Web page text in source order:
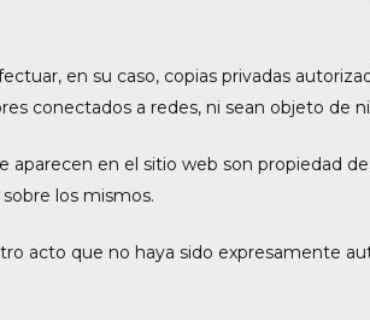
en su caso, copias privadas
conectados a redes, ni sean objeto de
en el sitio web son propiedad de
los mismos.
acto que no haya sido expresamente